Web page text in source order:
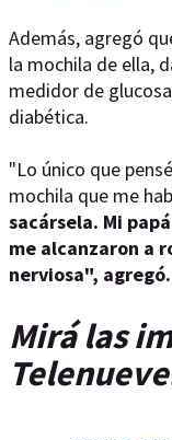
Además, agregó
la mochila de ella,
medidor de
diabética.
"Lo único que
mochila que me
sacársela. Mi
me alcanzaron a
nerviosa", agregó.
Mirá las